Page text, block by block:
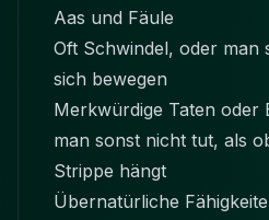
Aas und Fäule
Oft Schwindel, oder man
sich bewegen
Merkwürdige Taten oder
man sonst nicht tut, als
Strippe hängt
Übernatürliche